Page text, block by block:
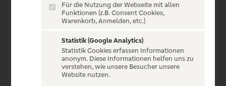
VERANSTALTUNG NICHT
GEFUNDEN
Für die Nutzung der Webseite mit allen
Funktionen (z.B. Consent Cookies,
Warenkorb, Anmelden, etc.)
Statistik (Google Analytics)
Statistik Cookies erfassen Informationen
anonym. Diese Informationen helfen uns zu
verstehen, wie unsere Besucher unsere
Website nutzen.